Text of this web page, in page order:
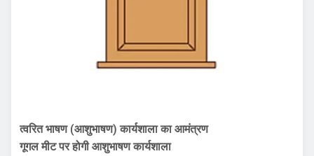
त्वरित भाषण (आशुभाषण) कार्यशाला का आमंत्रण
गूगल मीट पर होगी आशुभाषण कार्यशाला